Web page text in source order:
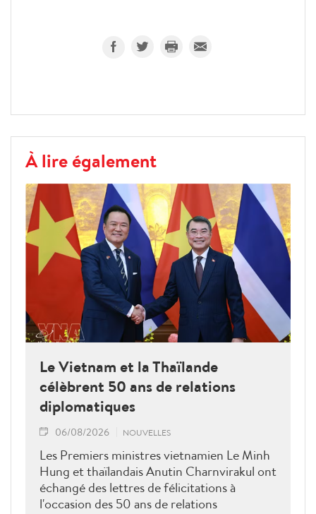
À lire également
Le Vietnam et la Thaïlande
célèbrent 50 ans de relations
diplomatiques
06/08/2026 NOUVELLES
Les Premiers ministres vietnamien Le Minh
Hung et thaïlandais Anutin Charnvirakul ont
échangé des lettres de félicitations à
l'occasion des 50 ans de relations